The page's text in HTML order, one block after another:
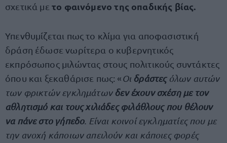
σχετικά με το φαινόμενο της οπαδικής βίας.
Υπενθυμίζεται πως το κλίμα για αποφασιστική
δράση έδωσε νωρίτερα ο κυβερνητικός
εκπρόσωπος μιλώντας στους πολιτικούς συντάκτες
όπου και ξεκαθάρισε πως: «Οι δράστες όλων αυτών
των φρικτών εγκλημάτων δεν έχουν σχέση με τον
αθλητισμό και τους χιλιάδες φιλάθλους που θέλουν
να πάνε στο γήπεδο. Είναι κοινοί εγκληματίες που με
την ανοχή κάποιων απειλούν και κάποιες φορές